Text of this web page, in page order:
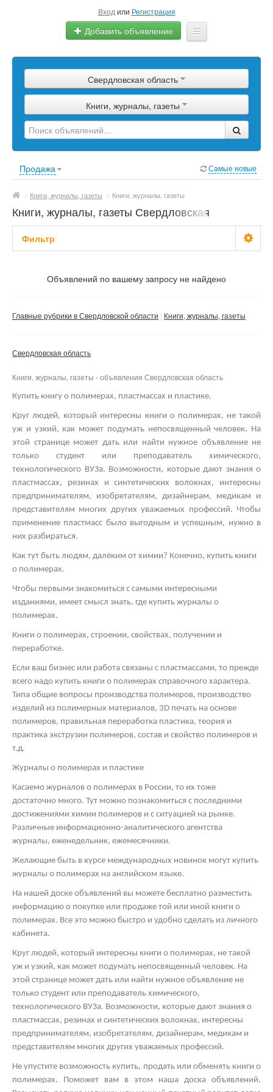
Вход или Регистрация
Добавить объявление
Сырье
Изделия
Оборудование
Свердловская область
Книги, журналы, газеты
Продажа Самые новые
/ Книги, журналы, газеты / Книги, журналы, газеты
Книги, журналы, газеты Свердловская
область
Фильтр
Не важно
Частные
Применить Сбросить фильтр
Объявлений по вашему запросу не найдено
Главные рубрики в Свердловской области Книги, журналы, газеты
Свердловская область
Книги, журналы, газеты - объявления Свердловская область
Купить книгу о полимерах, пластмассах и пластике.
Круг людей, который интересны книги о полимерах, не такой
уж и узкий, как может подумать непосвященный человек. На
этой странице может дать или найти нужное объявление не
только студент или преподаватель химического,
технологического ВУЗа. Возможности, которые дают знания о
пластмассах, резинах и синтетических волокнах, интересны
предпринимателям, изобретателям, дизайнерам, медикам и
представителям многих других уважаемых профессий. Чтобы
применение пластмасс было выгодным и успешным, нужно в
них разбираться.
Как тут быть людям, далёким от химии? Конечно, купить книги
о полимерах.
Чтобы первыми знакомиться с самыми интересными
изданиями, имеет смысл знать, где купить журналы о
полимерах.
Книги о полимерах, строении, свойствах, получении и
переработке.
Если ваш бизнес или работа связаны с пластмассами, то прежде
всего надо купить книги о полимерах справочного характера.
Типа общие вопросы производства полимеров, производство
изделий из полимерных материалов, 3D печать на основе
полимеров, правильная переработка пластика, теория и
практика экструзии полимеров, состав и свойство полимеров и
т.д.
Журналы о полимерах и пластике
Касаемо журналов о полимерах в России, то их тоже
достаточно много. Тут можно познакомиться с последними
достижениями химии полимеров и с ситуацией на рынке.
Различные информационно-аналитического агентства
журналы, еженедельник, ежемесячники.
Желающие быть в курсе международных новинок могут купить
журналы о полимерах на английском языке.
На нашей доске объявлений вы можете бесплатно разместить
информацию о покупке или продаже той или иной книги о
полимерах. Все это можно быстро и удобно сделать из личного
кабинета.
Круг людей, который интересны книги о полимерах, не такой
уж и узкий, как может подумать непосвященный человек. На
этой странице может дать или найти нужное объявление не
только студент или преподаватель химического,
технологического ВУЗа. Возможности, которые дают знания о
пластмассах, резинах и синтетических волокнах, интересны
предпринимателям, изобретателям, дизайнерам, медикам и
представителям многих других уважаемых профессий.
Не упустите возможность купить, продать или обменять книги о
полимерах. Поможет вам в этом наша доска объявлений.